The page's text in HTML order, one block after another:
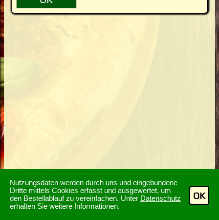
Nutzungsdaten werden durch uns und eingebundene
Dritte mittels Cookies erfasst und ausgewertet, um
den Bestellablauf zu vereinfachen. Unter Datenschutz
erhalten Sie weitere Informationen.
OK